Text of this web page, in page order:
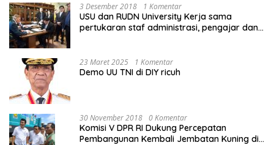
3 Desember 2018 1 Komentar
USU dan RUDN University Kerja sama
pertukaran staf administrasi, pengajar dan
23 Maret 2025 1 Komentar
Demo UU TNI di DIY ricuh
30 November 2018 0 Komentar
Komisi V DPR RI Dukung Percepatan
Pembangunan Kembali Jembatan Kuning di